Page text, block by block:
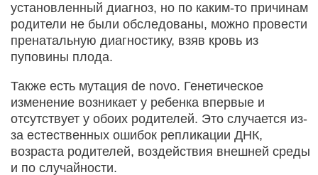
установленный диагноз, но по каким-то причинам
родители не были обследованы, можно провести
пренатальную диагностику, взяв кровь из
пуповины плода.
Также есть мутация de novo. Генетическое
изменение возникает у ребенка впервые и
отсутствует у обоих родителей. Это случается из-
за естественных ошибок репликации ДНК,
возраста родителей, воздействия внешней среды
и по случайности.